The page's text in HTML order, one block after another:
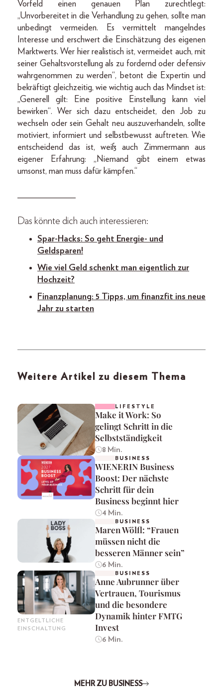
Vorfeld einen genauen Plan zurechtlegt:
„Unvorbereitet in die Verhandlung zu gehen, sollte man
unbedingt vermeiden. Es vermittelt mangelndes
Interesse und erschwert die Einschätzung des eigenen
Marktwerts. Wer hier realistisch ist, vermeidet auch, mit
seiner Gehaltsvorstellung als zu fordernd oder defensiv
wahrgenommen zu werden“, betont die Expertin und
bekräftigt gleichzeitig, wie wichtig auch das Mindset ist:
„Generell gilt: Eine positive Einstellung kann viel
bewirken“. Wer sich dazu entscheidet, den Job zu
wechseln oder sein Gehalt neu auszuverhandeln, sollte
motiviert, informiert und selbstbewusst auftreten. Wie
entscheidend das ist, weiß auch Zimmermann aus
eigener Erfahrung: „Niemand gibt einem etwas
umsonst, man muss dafür kämpfen.“
_____________
Das könnte dich auch interessieren:
Spar-Hacks: So geht Energie- und
Geldsparen!
Wie viel Geld schenkt man eigentlich zur
Hochzeit?
Finanzplanung: 5 Tipps, um finanzfit ins neue
Jahr zu starten
Weitere Artikel zu diesem Thema
LIFESTYLE
Make it Work: So
gelingt Schritt in die
Selbstständigkeit
8 Min.
BUSINESS
WIENERIN Business
Boost: Der nächste
Schritt für dein
Business beginnt hier
4 Min.
BUSINESS
Maren Wölfl: “Frauen
müssen nicht die
besseren Männer sein”
6 Min.
ENTGELTLICHE
EINSCHALTUNG
BUSINESS
Anne Aubrunner über
Vertrauen, Tourismus
und die besondere
Dynamik hinter FMTG
Invest
6 Min.
MEHR ZU BUSINESS